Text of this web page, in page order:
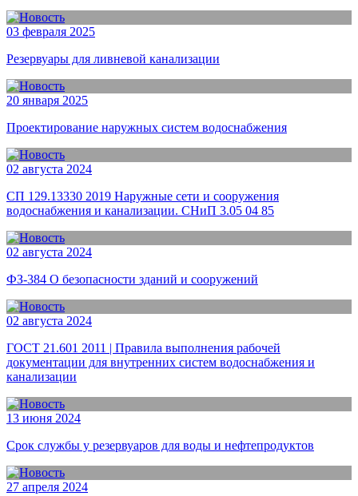
03 февраля 2025
Резервуары для ливневой канализации
20 января 2025
Проектирование наружных систем водоснабжения
02 августа 2024
СП 129.13330 2019 Наружные сети и сооружения
водоснабжения и канализации. СНиП 3.05 04 85
02 августа 2024
ФЗ-384 О безопасности зданий и сооружений
02 августа 2024
ГОСТ 21.601 2011 | Правила выполнения рабочей
документации для внутренних систем водоснабжения и
канализации
13 июня 2024
Срок службы у резервуаров для воды и нефтепродуктов
27 апреля 2024